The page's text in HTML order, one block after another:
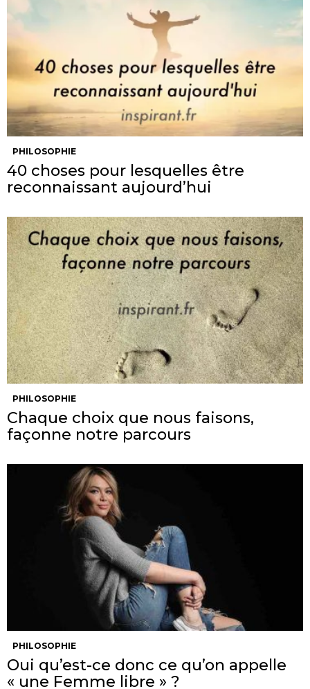
PHILOSOPHIE
40 choses pour lesquelles être
reconnaissant aujourd’hui
PHILOSOPHIE
Chaque choix que nous faisons,
façonne notre parcours
PHILOSOPHIE
Oui qu’est-ce donc ce qu’on appelle
« une Femme libre » ?